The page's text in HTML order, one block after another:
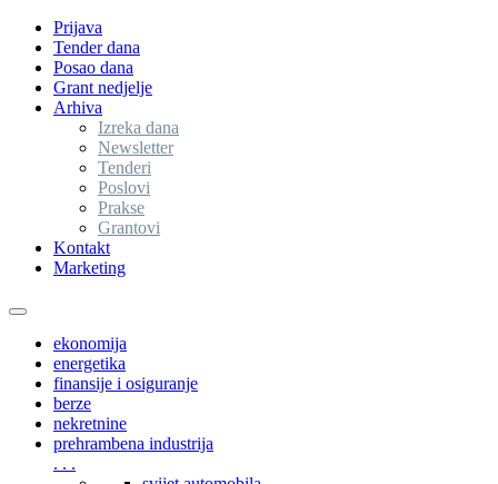
Prijava
Tender dana
Posao dana
Grant nedjelje
Arhiva
Izreka dana
Newsletter
Tenderi
Poslovi
Prakse
Grantovi
Kontakt
Marketing
Toggle
navigationekonomija
energetika
finansije i osiguranje
berze
nekretnine
prehrambena industrija
. . .